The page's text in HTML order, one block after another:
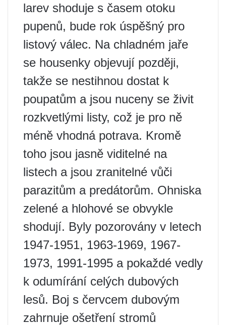
larev shoduje s časem otoku
pupenů, bude rok úspěšný pro
listový válec. Na chladném jaře
se housenky objevují později,
takže se nestihnou dostat k
poupatům a jsou nuceny se živit
rozkvetlými listy, což je pro ně
méně vhodná potrava. Kromě
toho jsou jasně viditelné na
listech a jsou zranitelné vůči
parazitům a predátorům. Ohniska
zelené a hlohové se obvykle
shodují. Byly pozorovány v letech
1947-1951, 1963-1969, 1967-
1973, 1991-1995 a pokaždé vedly
k odumírání celých dubových
lesů. Boj s červcem dubovým
zahrnuje ošetření stromů